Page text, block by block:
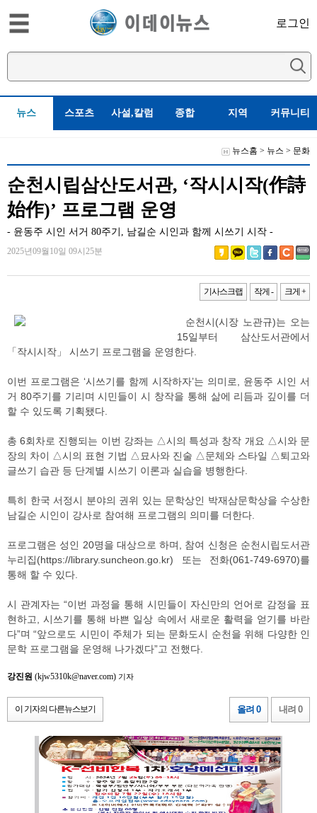
로그인
뉴스 스포츠 사설,칼럼 종합 지역 커뮤니티
뉴스홈 > 뉴스 > 문화
순천시립삼산도서관, ‘작시시작(作詩
始作)’ 프로그램 운영
- 윤동주 시인 서거 80주기, 남길순 시인과 함께 시쓰기 시작 -
2025년09월10일 09시25분
기사스크랩 작게 - 크게 +
순천시(시장 노관규)는 오는
15일부터 삼산도서관에서
「작시시작」 시쓰기 프로그램을 운영한다.
이번 프로그램은 ‘시쓰기를 함께 시작하자’는 의미로, 윤동주 시인 서
거 80주기를 기리며 시민들이 시 창작을 통해 삶에 리듬과 깊이를 더
할 수 있도록 기획됐다.
총 6회차로 진행되는 이번 강좌는 △시의 특성과 창작 개요 △시와 문
장의 차이 △시의 표현 기법 △묘사와 진술 △문체와 스타일 △퇴고와
글쓰기 습관 등 단계별 시쓰기 이론과 실습을 병행한다.
특히 한국 서정시 분야의 권위 있는 문학상인 박재삼문학상을 수상한
남길순 시인이 강사로 참여해 프로그램의 의미를 더한다.
프로그램은 성인 20명을 대상으로 하며, 참여 신청은 순천시립도서관
누리집(https://library.suncheon.go.kr) 또는 전화(061-749-6970)를
통해 할 수 있다.
시 관계자는 “이번 과정을 통해 시민들이 자신만의 언어로 감정을 표
현하고, 시쓰기를 통해 바쁜 일상 속에서 새로운 활력을 얻기를 바란
다”며 “앞으로도 시민이 주체가 되는 문화도시 순천을 위해 다양한 인
문학 프로그램을 운영해 나가겠다”고 전했다.
강진원 (kjw5310k@naver.com) 기자
이 기자의 다른뉴스보기 올려 0 내려 0